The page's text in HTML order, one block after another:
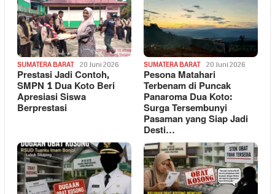
SUMATERA BARAT 20 Juni 2026
Prestasi Jadi Contoh,
SMPN 1 Dua Koto Beri
Apresiasi Siswa
Berprestasi
SUMATERA BARAT 20 Juni 2026
Pesona Matahari
Terbenam di Puncak
Panaroma Dua Koto:
Surga Tersembunyi
Pasaman yang Siap Jadi
Desti…